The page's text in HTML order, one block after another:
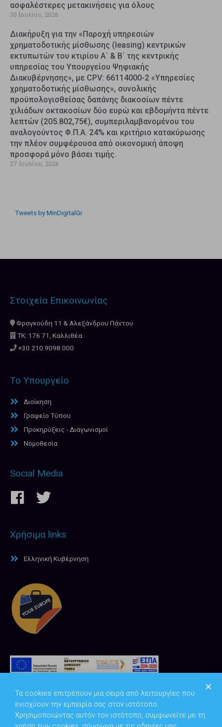
ασφαλέστερες μετακινήσεις για όλους
30 Ιουλίου, 2026
Διακήρυξη για την «Παροχή υπηρεσιών
χρηματοδοτικής μίσθωσης (leasing) κεντρικών
εκτυπωτών του κτιρίου Α΄ & Β΄ της κεντρικής
υπηρεσίας του Υπουργείου Ψηφιακής
Διακυβέρνησης», με CPV: 66114000-2 «Υπηρεσίες
χρηματοδοτικής μίσθωσης», συνολικής
προϋπολογισθείσας δαπάνης διακοσίων πέντε
χιλιάδων οκτακοσίων δύο ευρώ και εβδομήντα πέντε
λεπτών (205.802,75€), συμπεριλαμβανομένου του
αναλογούντος Φ.Π.Α. 24% και κριτήριο κατακύρωσης
την πλέον συμφέρουσα από οικονομική άποψη
προσφορά μόνο βάσει τιμής.
27 Ιουλίου, 2026
Tweets by MinDigitalGr
Στοιχεία Επικοινωνίας
Φραγκούδη 11 & Αλεξάνδρου Πάντου
ΤΚ: 176 71, Καλλιθέα
+30 210.9098.000
Το Υπουργείο
Διοίκηση
Γραφείο Τύπου
Προκηρύξεις - Διαγωνισμοί
Νομοθεσία
Social Media
Χρήσιμα links
Ελληνική Κυβέρνηση
Τα cookies επιτρέπουν μια σειρά από λειτουργίες που
ενισχύουν την εμπειρία σας στον ιστότοπο.
Χρησιμοποιώντας αυτόν τον ιστότοπο, συμφωνείτε με τη